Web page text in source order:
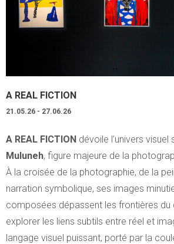
A REAL FICTION
21.05.26 - 27.06.26
A REAL FICTION dévoile l’univers visuel
Muluneh, figure majeure de la
À la croisée de la photographie, de la
narration symbolique, ses images
composées dépassent les frontières
explorer les liens subtils entre réel et
langage visuel puissant, porté par la